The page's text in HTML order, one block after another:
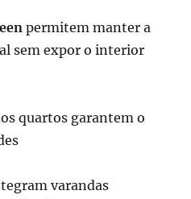
permitem manter a
sem expor o interior
quartos garantem o
varandas